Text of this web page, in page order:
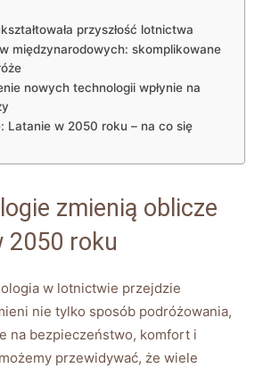
przyszłość lotnictwa
międzynarodowych: skomplikowane
nowych technologii wpłynie na
Latanie w 2050 roku – na co się
zmienią oblicze
2050 roku
w lotnictwie przejdzie
nie tylko sposób podróżowania,
na bezpieczeństwo, komfort i
przewidywać, że wiele